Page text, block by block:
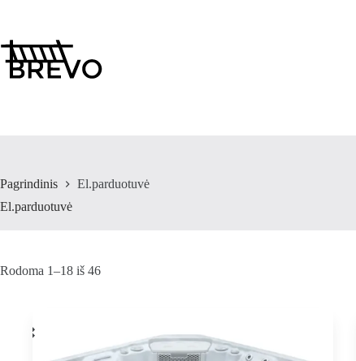
Pagrindinis
El.parduotuvė
El.parduotuvė
Rodoma 1–18 iš 46